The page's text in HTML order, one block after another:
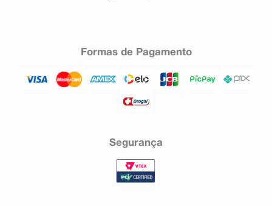
Formas de Pagamento
Segurança